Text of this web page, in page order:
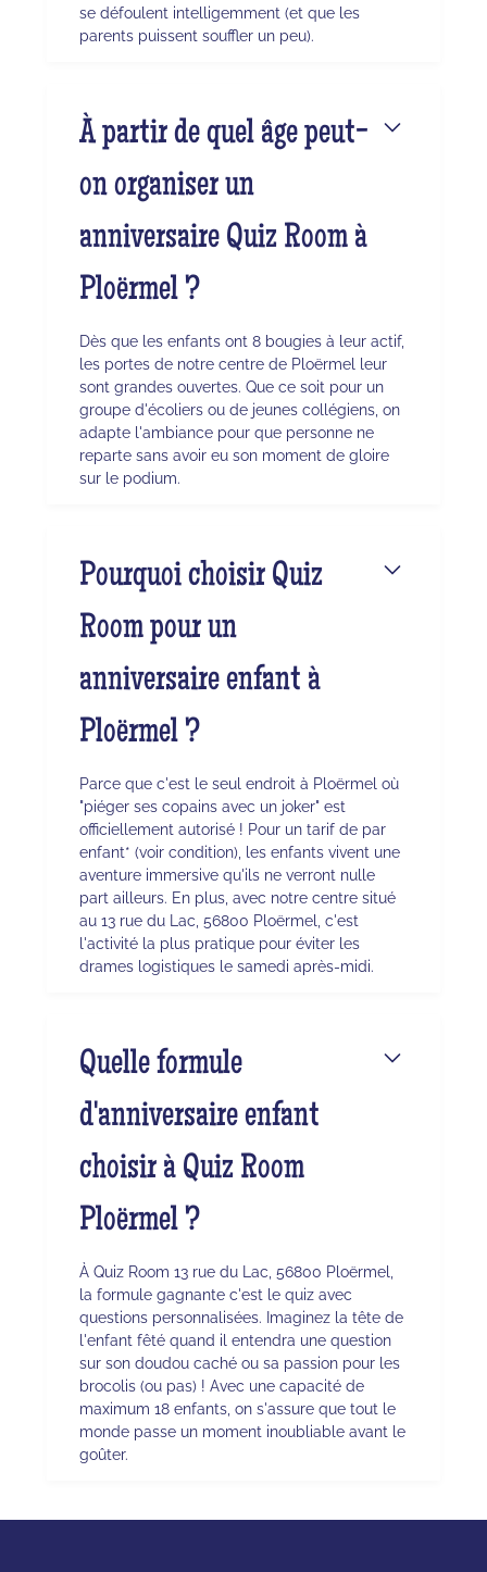
se défoulent intelligemment (et que les
parents puissent souffler un peu).
À partir de quel âge peut-
on organiser un
anniversaire Quiz Room à
Ploërmel ?
Dès que les enfants ont 8 bougies à leur actif,
les portes de notre centre de Ploërmel leur
sont grandes ouvertes. Que ce soit pour un
groupe d'écoliers ou de jeunes collégiens, on
adapte l'ambiance pour que personne ne
reparte sans avoir eu son moment de gloire
sur le podium.
Pourquoi choisir Quiz
Room pour un
anniversaire enfant à
Ploërmel ?
Parce que c'est le seul endroit à Ploërmel où
"piéger ses copains avec un joker" est
officiellement autorisé ! Pour un tarif de par
enfant* (voir condition), les enfants vivent une
aventure immersive qu'ils ne verront nulle
part ailleurs. En plus, avec notre centre situé
au 13 rue du Lac, 56800 Ploërmel, c'est
l'activité la plus pratique pour éviter les
drames logistiques le samedi après-midi.
Quelle formule
d'anniversaire enfant
choisir à Quiz Room
Ploërmel ?
À Quiz Room 13 rue du Lac, 56800 Ploërmel,
la formule gagnante c'est le quiz avec
questions personnalisées. Imaginez la tête de
l'enfant fêté quand il entendra une question
sur son doudou caché ou sa passion pour les
brocolis (ou pas) ! Avec une capacité de
maximum 18 enfants, on s'assure que tout le
monde passe un moment inoubliable avant le
goûter.